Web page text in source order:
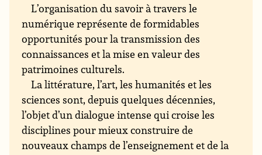
L’organisation du savoir à travers le
numérique représente de formidables
opportunités pour la transmission des
connaissances et la mise en valeur des
patrimoines culturels.
La littérature, l’art, les humanités et les
sciences sont, depuis quelques décennies,
l’objet d’un dialogue intense qui croise les
disciplines pour mieux construire de
nouveaux champs de l’enseignement et de la